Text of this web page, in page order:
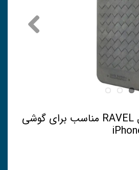
کاور سانتا باربارا مدل RAVEL مناسب برای گوشی